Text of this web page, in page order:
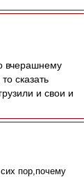
вчерашнему
сказать
и свои и
пор,почему